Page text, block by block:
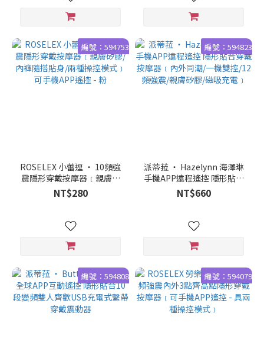
編號：594753
ROSELEX 小蕾逗 ‧ 10頻強
震隱形穿戴按摩器﹝親膚矽
膠/內褲隨搭貼身/兩種操控模
式﹞可手機APP遙控 - 粉
NT$280
編號：594823
派蒂菈 ‧ Hazelynn 海澤琳
手機APP遠程遙控 隱形貼合
穿戴按摩器﹝內外同潮/一機
雙控/12頻強震/親膚矽膠/磁
NT$660
編號：594808 編號：594079